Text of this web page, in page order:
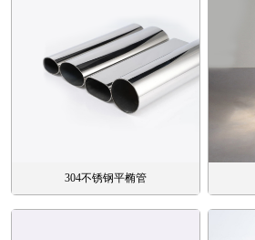
304不锈钢平椭管